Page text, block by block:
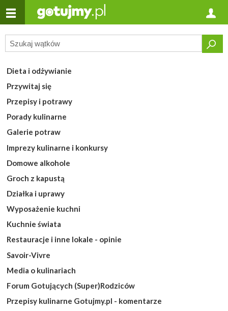
Dieta i odżywianie
Przywitaj się
Przepisy i potrawy
Porady kulinarne
Galerie potraw
Imprezy kulinarne i konkursy
Domowe alkohole
Groch z kapustą
Działka i uprawy
Wyposażenie kuchni
Kuchnie świata
Restauracje i inne lokale - opinie
Savoir-Vivre
Media o kulinariach
Forum Gotujących (Super)Rodziców
Przepisy kulinarne Gotujmy.pl - komentarze